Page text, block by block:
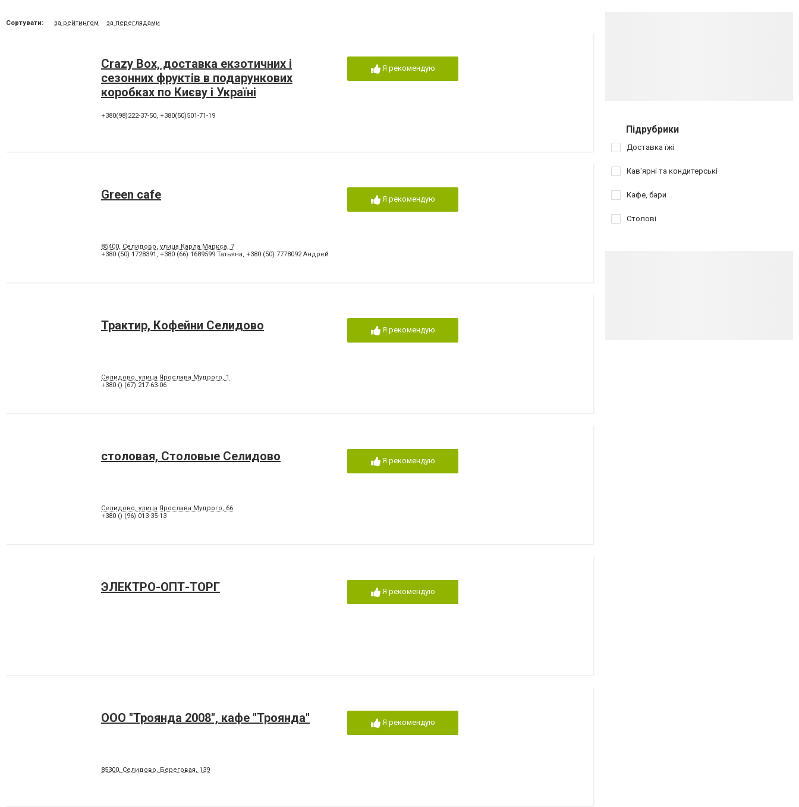
Сортувати: за рейтингом за переглядами
Crazy Box, доставка екзотичних і
сезонних фруктів в подарункових
коробках по Києву і Україні
+380(98)222-37-50, +380(50)501-71-19
Я рекомендую
Green cafe
85400, Селидово, улица Карла Маркса, 7
+380 (50) 1728391 , +380 (66) 1689599 Татьяна, +380 (50) 7778092 Андрей
Я рекомендую
Трактир, Кофейни Селидово
Селидово, улица Ярослава Мудрого, 1
+380 () (67) 217-63-06
Я рекомендую
столовая, Столовые Селидово
Селидово, улица Ярослава Мудрого, 66
+380 () (96) 013-35-13
Я рекомендую
ЭЛЕКТРО-ОПТ-ТОРГ Я рекомендую
ООО "Троянда 2008", кафе "Троянда"
85300, Селидово, Береговая, 139
Я рекомендую
Підрубрики
Доставка їжі
Кав'ярні та кондитерські
Кафе, бари
Столові